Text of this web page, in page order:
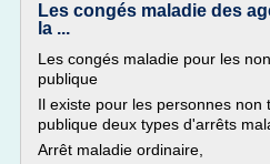
Les congés maladie des
la ...
Les congés maladie pour les
publique
Il existe pour les personnes non
publique deux types d'arrêts
Arrêt maladie ordinaire,